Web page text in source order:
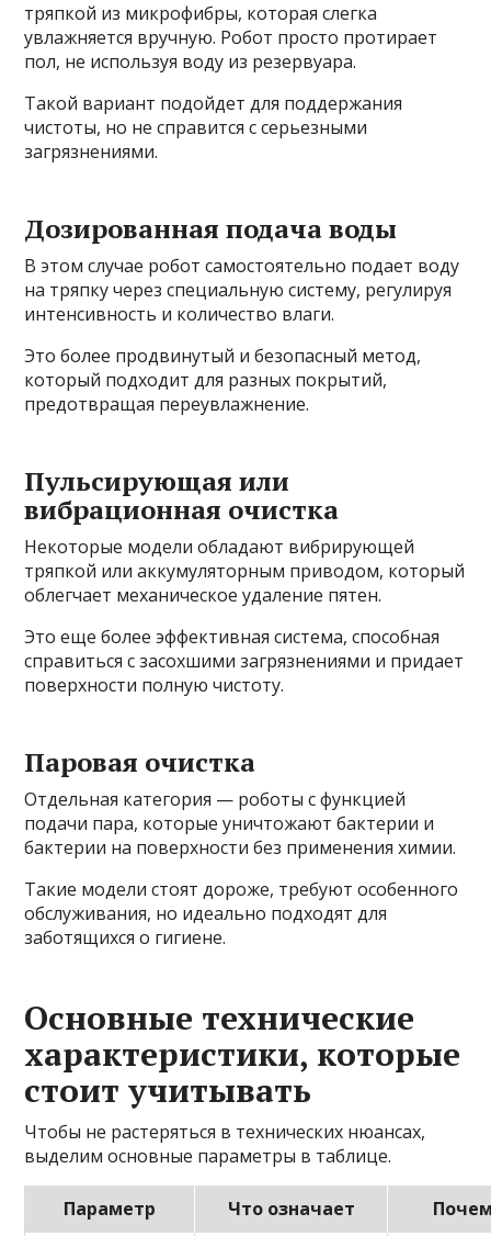
тряпкой из микрофибры, которая слегка
увлажняется вручную. Робот просто протирает
пол, не используя воду из резервуара.
Такой вариант подойдет для поддержания
чистоты, но не справится с серьезными
загрязнениями.
Дозированная подача воды
В этом случае робот самостоятельно подает воду
на тряпку через специальную систему, регулируя
интенсивность и количество влаги.
Это более продвинутый и безопасный метод,
который подходит для разных покрытий,
предотвращая переувлажнение.
Пульсирующая или
вибрационная очистка
Некоторые модели обладают вибрирующей
тряпкой или аккумуляторным приводом, который
облегчает механическое удаление пятен.
Это еще более эффективная система, способная
справиться с засохшими загрязнениями и придает
поверхности полную чистоту.
Паровая очистка
Отдельная категория — роботы с функцией
подачи пара, которые уничтожают бактерии и
бактерии на поверхности без применения химии.
Такие модели стоят дороже, требуют особенного
обслуживания, но идеально подходят для
заботящихся о гигиене.
Основные технические
характеристики, которые
стоит учитывать
Чтобы не растеряться в технических нюансах,
выделим основные параметры в таблице.
Параметр Что означает